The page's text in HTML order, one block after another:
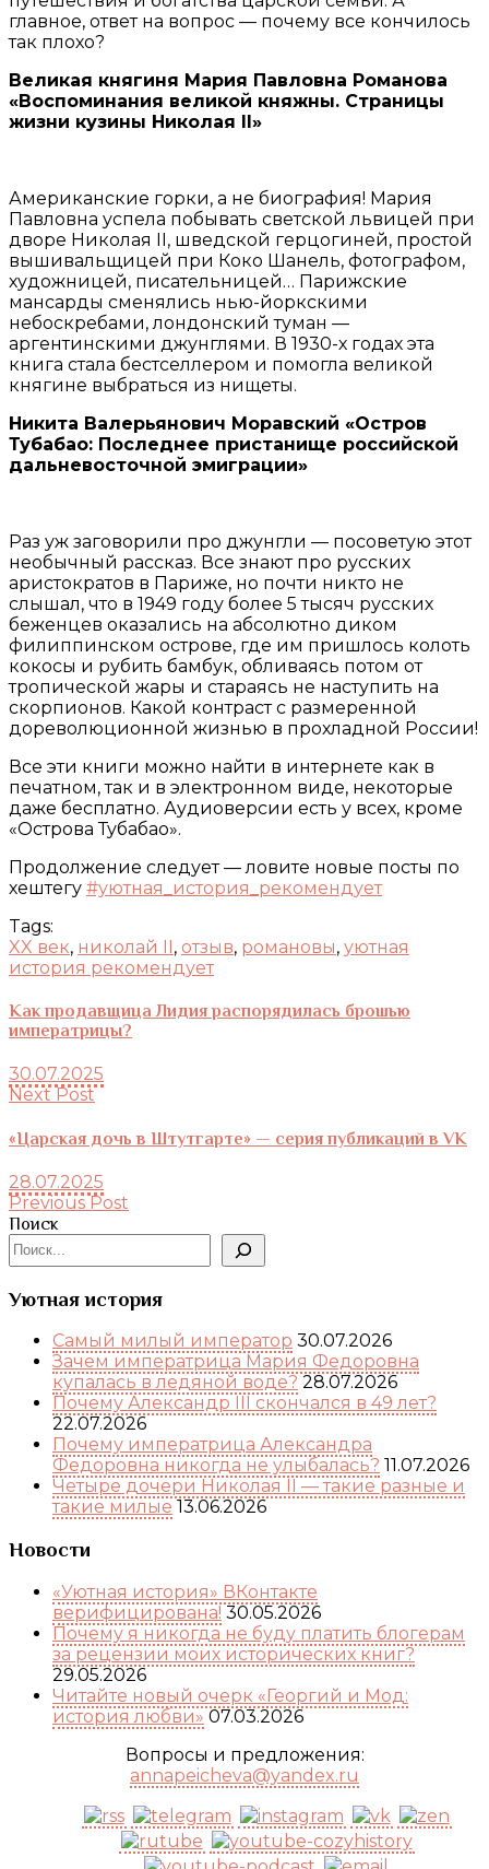
главное, ответ на вопрос — почему все кончилось
так плохо?
Великая княгиня Мария Павловна Романова
«Воспоминания великой княжны. Страницы
жизни кузины Николая II»
Американские горки, а не биография! Мария
Павловна успела побывать светской львицей при
дворе Николая II, шведской герцогиней, простой
вышивальщицей при Коко Шанель, фотографом,
художницей, писательницей… Парижские
мансарды сменялись нью-йоркскими
небоскребами, лондонский туман —
аргентинскими джунглями. В 1930-х годах эта
книга стала бестселлером и помогла великой
княгине выбраться из нищеты.
Никита Валерьянович Моравский «Остров
Тубабао: Последнее пристанище российской
дальневосточной эмиграции»
Раз уж заговорили про джунгли — посоветую этот
необычный рассказ. Все знают про русских
аристократов в Париже, но почти никто не
слышал, что в 1949 году более 5 тысяч русских
беженцев оказались на абсолютно диком
филиппинском острове, где им пришлось колоть
кокосы и рубить бамбук, обливаясь потом от
тропической жары и стараясь не наступить на
скорпионов. Какой контраст с размеренной
дореволюционной жизнью в прохладной России!
Все эти книги можно найти в интернете как в
печатном, так и в электронном виде, некоторые
даже бесплатно. Аудиоверсии есть у всех, кроме
«Острова Тубабао».
Продолжение следует — ловите новые посты по
хештегу #уютная_история_рекомендует
Tags:
XX век, николай II, отзыв, романовы, уютная
история рекомендует
Как продавщица Лидия распорядилась брошью
императрицы?
30.07.2025
Next Post
«Царская дочь в Штутгарте» — серия публикаций в VK
28.07.2025
Previous Post
Поиск
Уютная история
Самый милый император 30.07.2026
Зачем императрица Мария Федоровна
купалась в ледяной воде? 28.07.2026
Почему Александр III скончался в 49 лет?
22.07.2026
Почему императрица Александра
Федоровна никогда не улыбалась? 11.07.2026
Четыре дочери Николая II — такие разные и
такие милые 13.06.2026
Новости
«Уютная история» ВКонтакте
верифицирована! 30.05.2026
Почему я никогда не буду платить блогерам
за рецензии моих исторических книг?
29.05.2026
Читайте новый очерк «Георгий и Мод:
история любви» 07.03.2026
Вопросы и предложения:
annapeicheva@yandex.ru